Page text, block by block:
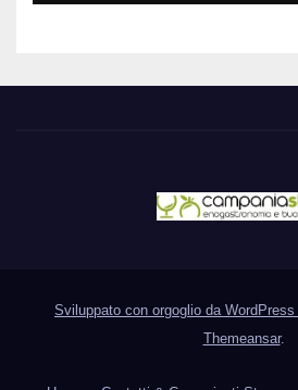
Sviluppato con orgoglio da WordPress
Themeansar.